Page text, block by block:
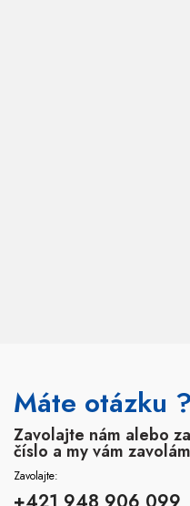
Máte otázku ?
Zavolajte nám alebo
číslo a my vám
Zavolajte: